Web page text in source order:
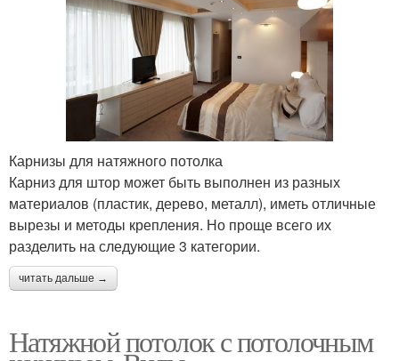
Карнизы для натяжного потолка
Карниз для штор может быть выполнен из разных
материалов (пластик, дерево, металл), иметь отличные
вырезы и методы крепления. Но проще всего их
разделить на следующие 3 категории.
читать дальше →
Натяжной потолок с потолочным